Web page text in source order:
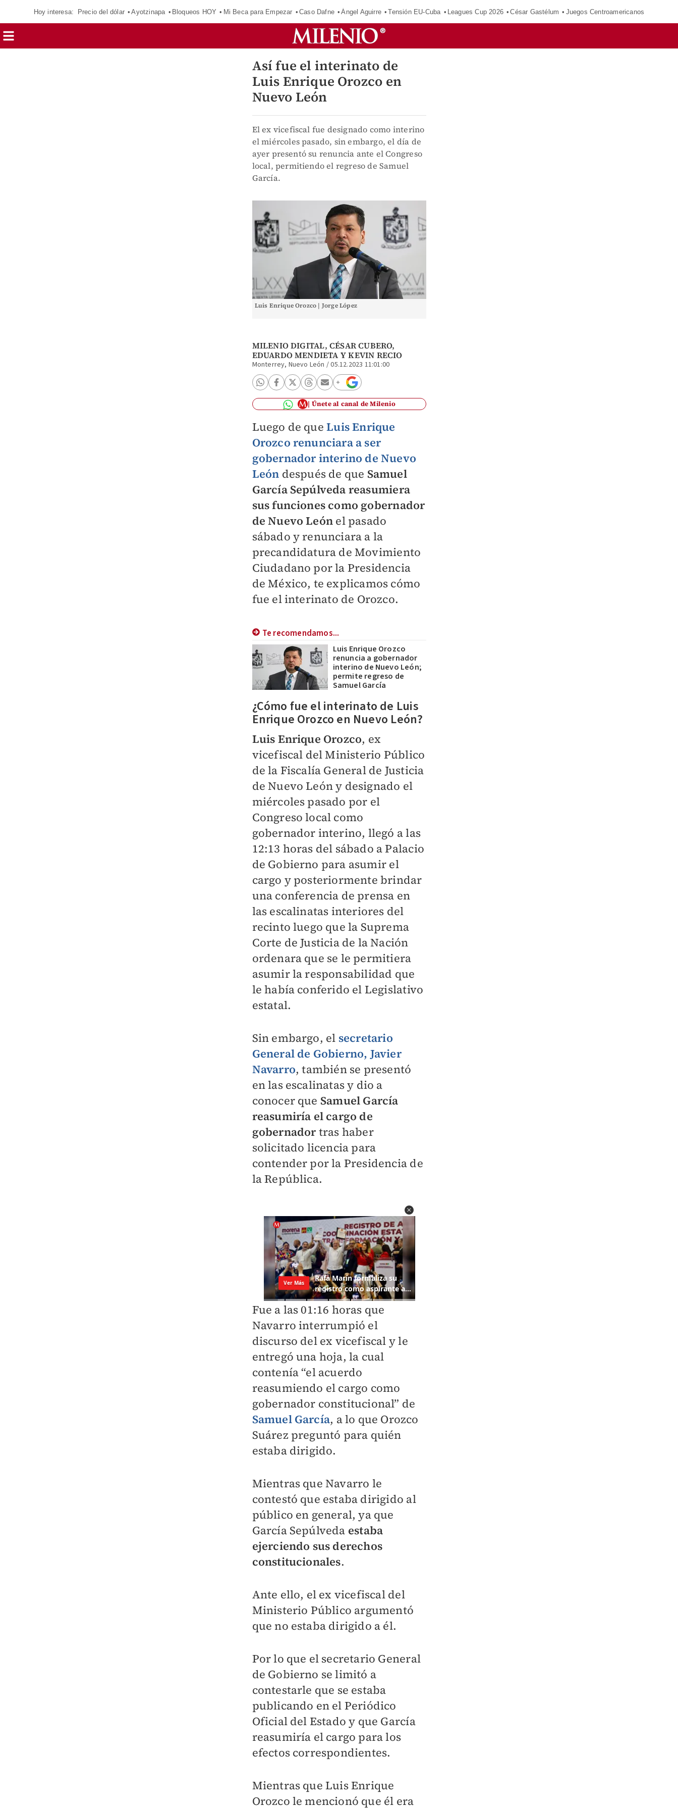
Hoy interesa: Precio del dólar Ayotzinapa Bloqueos HOY Mi Beca para Empezar Caso Dafne Ángel Aguirre Tensión EU-Cuba Leagues Cup 2026 César Gastélum Juegos Centroamericanos
Así fue el interinato de
Luis Enrique Orozco en
Nuevo León
El ex vicefiscal fue designado como interino
el miércoles pasado, sin embargo, el día de
ayer presentó su renuncia ante el Congreso
local, permitiendo el regreso de Samuel
García.
Luis Enrique Orozco | Jorge López
MILENIO DIGITAL, CÉSAR CUBERO,
EDUARDO MENDIETA YKEVIN RECIO
Monterrey, Nuevo León /05.12.2023 11:01:00
Únete al canal de Milenio
Luego de queLuis Enrique
Orozco renunciara a ser
gobernador interino de Nuevo
León después de que Samuel
García Sepúlveda reasumiera
sus funciones como gobernador
de Nuevo León el pasado
sábado y renunciara a la
precandidatura de Movimiento
Ciudadano por la Presidencia
de México, te explicamos cómo
fue el interinato de Orozco.
Te recomendamos...
Luis Enrique Orozco
renuncia a gobernador
interino de Nuevo León;
permite regreso de
Samuel García
¿Cómo fue el interinato de Luis
Enrique Orozco en Nuevo León?
Luis Enrique Orozco, ex
vicefiscal del Ministerio Público
de la Fiscalía General de Justicia
de Nuevo León y designado el
miércoles pasado por el
Congreso local como
gobernador interino, llegó a las
12:13 horas del sábado a Palacio
de Gobierno para asumir el
cargo y posteriormente brindar
una conferencia de prensa en
las escalinatas interiores del
recinto luego que la Suprema
Corte de Justicia de la Nación
ordenara que se le permitiera
asumir la responsabilidad que
le había conferido el Legislativo
estatal.
Sin embargo, el secretario
General de Gobierno, Javier
Navarro, también se presentó
en las escalinatas y dio a
conocer que Samuel García
reasumiría el cargo de
gobernadortras haber
solicitado licencia para
contender por la Presidencia de
la República.
Fue a las 01:16 horas que
Navarro interrumpió el
discurso del ex vicefiscal y le
entregó una hoja, la cual
contenía “el acuerdo
reasumiendo el cargo como
gobernador constitucional” de
Samuel García, a lo que Orozco
Suárez preguntó para quién
estaba dirigido.
Mientras que Navarro le
contestó que estaba dirigido al
público en general, ya que
García Sepúlveda estaba
ejerciendo sus derechos
constitucionales.
Ante ello, el ex vicefiscal del
Ministerio Público argumentó
que no estaba dirigido a él.
Por lo que el secretario General
de Gobierno se limitó a
contestarle que se estaba
publicando en el Periódico
Oficial del Estado y que García
reasumiría el cargo para los
efectos correspondientes.
Mientras que Luis Enrique
Orozco le mencionó que él era